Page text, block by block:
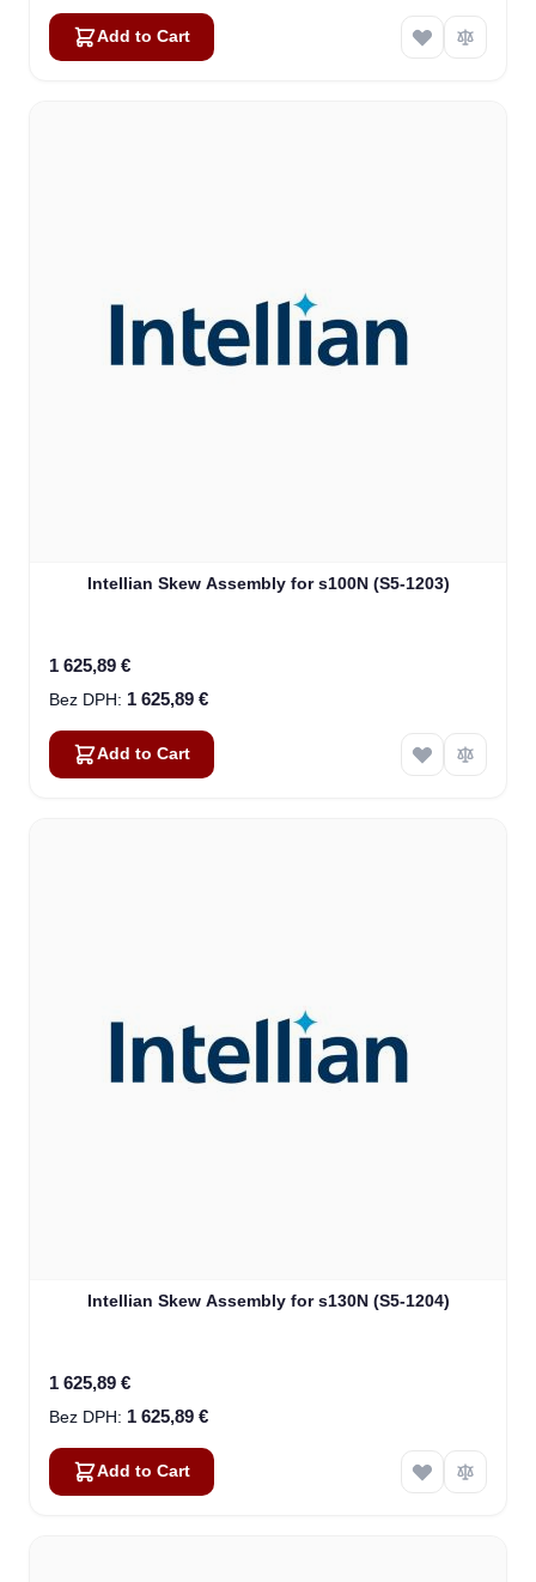
Add to Cart
Intellian Skew Assembly for s100N (S5-1203)
1 625,89 €
1 625,89 €
Add to Cart
Intellian Skew Assembly for s130N (S5-1204)
1 625,89 €
1 625,89 €
Add to Cart